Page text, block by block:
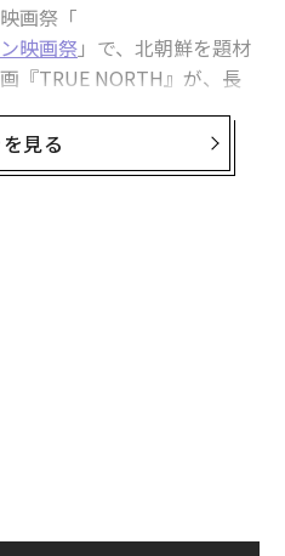
画祭「
映画祭」で、北朝鮮を題材
『TRUE NORTH』が、長
ネートされた。手がけたの
ルーツのある清水ハン栄治
見る